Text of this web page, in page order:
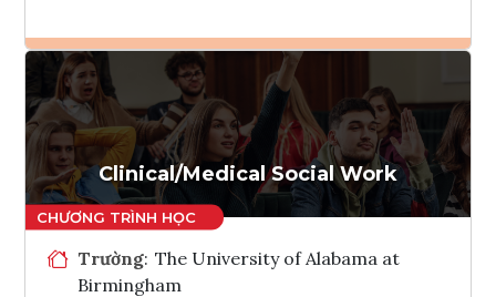
Ghi danh
Tham vấn Interlink
Clinical/Medical Social Work
Trường: The University of Alabama at
Birmingham